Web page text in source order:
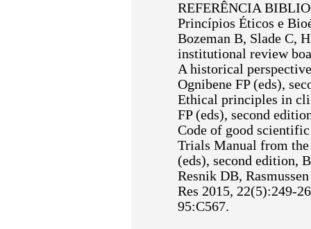
REFERÊNCIA
Princípios Éticos e
Bozeman B, Slade C,
institutional review
A historical
Ognibene FP (eds),
Ethical principles in
FP (eds), second
Code of good
Trials Manual from
(eds), second edition,
Resnik DB,
Res 2015, 22(5):249-
95:C567.